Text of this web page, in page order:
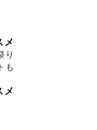
メ
り
も
メ